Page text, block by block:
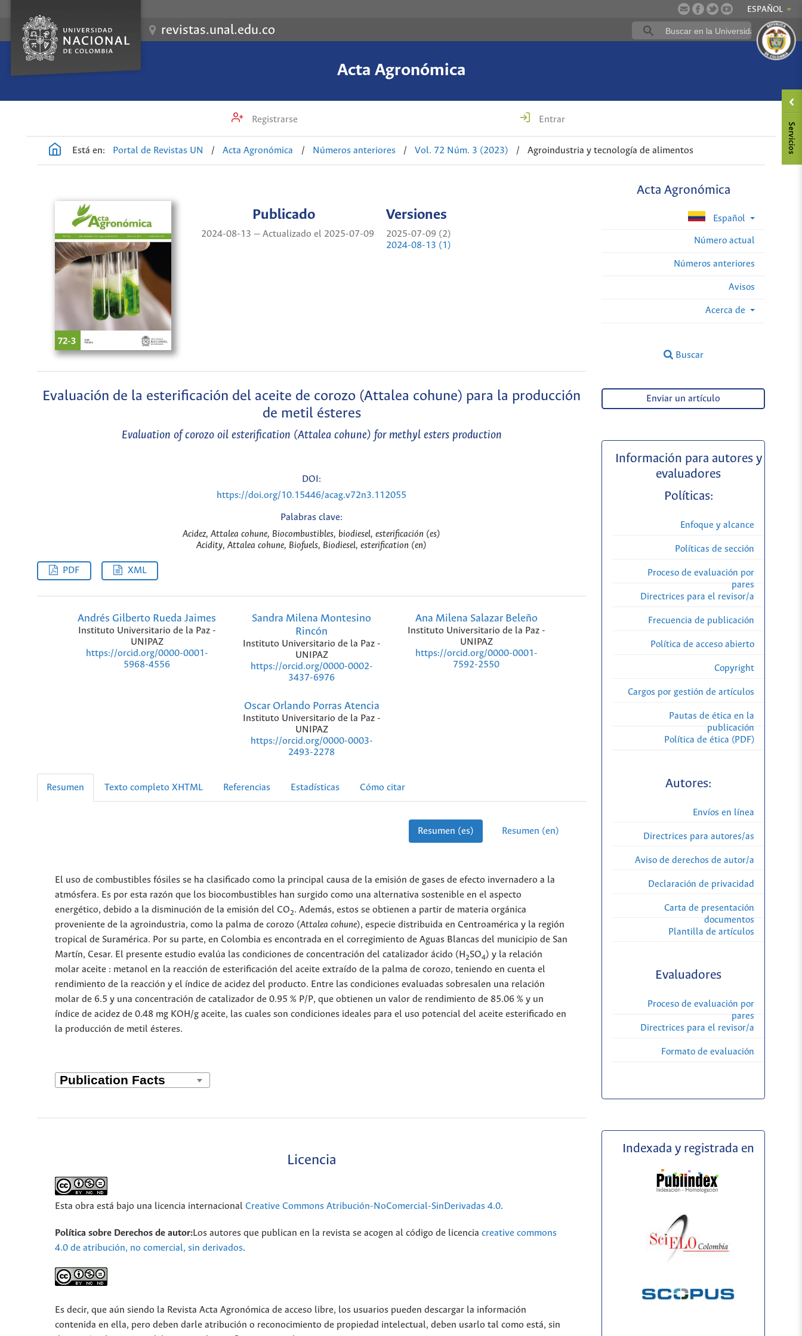
ESPAÑOL
revistas.unal.edu.co
Acta Agronómica
Registrarse Entrar
Está en: Portal de Revistas UN / Acta Agronómica / Números anteriores / Vol. 72 Núm. 3 (2023) / Agroindustria y tecnología de alimentos
Acta Agronómica
Español
Número actual
Números anteriores
Avisos
Acerca de
Buscar
Publicado
2024-08-13 — Actualizado el 2025-07-09
Versiones
2025-07-09 (2)
2024-08-13 (1)
Evaluación de la esterificación del aceite de corozo (Attalea cohune) para la producción
de metil ésteres
Evaluation of corozo oil esterification (Attalea cohune) for methyl esters production
DOI:
https://doi.org/10.15446/acag.v72n3.112055
Palabras clave:
Acidez, Attalea cohune, Biocombustibles, biodiesel, esterificación (es)
Acidity, Attalea cohune, Biofuels, Biodiesel, esterification (en)
PDF XML
Andrés Gilberto Rueda Jaimes
Instituto Universitario de la Paz -
UNIPAZ
https://orcid.org/0000-0001-
5968-4556
Sandra Milena Montesino
Rincón
Instituto Universitario de la Paz -
UNIPAZ
https://orcid.org/0000-0002-
3437-6976
Ana Milena Salazar Beleño
Instituto Universitario de la Paz -
UNIPAZ
https://orcid.org/0000-0001-
7592-2550
Oscar Orlando Porras Atencia
Instituto Universitario de la Paz -
UNIPAZ
https://orcid.org/0000-0003-
2493-2278
Resumen Texto completo XHTML Referencias Estadísticas Cómo citar
Resumen (es) Resumen (en)
El uso de combustibles fósiles se ha clasificado como la principal causa de la emisión de gases de efecto invernadero a la
atmósfera. Es por esta razón que los biocombustibles han surgido como una alternativa sostenible en el aspecto
energético, debido a la disminución de la emisión del CO2. Además, estos se obtienen a partir de materia orgánica
proveniente de la agroindustria, como la palma de corozo (Attalea cohune), especie distribuida en Centroamérica y la región
tropical de Suramérica. Por su parte, en Colombia es encontrada en el corregimiento de Aguas Blancas del municipio de San
Martín, Cesar. El presente estudio evalúa las condiciones de concentración del catalizador ácido (H 2SO4) y la relación
molar aceite : metanol en la reacción de esterificación del aceite extraído de la palma de corozo, teniendo en cuenta el
rendimiento de la reacción y el índice de acidez del producto. Entre las condiciones evaluadas sobresalen una relación
molar de 6.5 y una concentración de catalizador de 0.95 % P/P, que obtienen un valor de rendimiento de 85.06 % y un
índice de acidez de 0.48 mg KOH/g aceite, las cuales son condiciones ideales para el uso potencial del aceite esterificado en
la producción de metil ésteres.
Licencia
Esta obra está bajo una licencia internacional Creative Commons Atribución-NoComercial-SinDerivadas 4.0.
Política sobre Derechos de autor:Los autores que publican en la revista se acogen al código de licencia creative commons
4.0 de atribución, no comercial, sin derivados.
Es decir, que aún siendo la Revista Acta Agronómica de acceso libre, los usuarios pueden descargar la información
contenida en ella, pero deben darle atribución o reconocimiento de propiedad intelectual, deben usarlo tal como está, sin
Enviar un artículo
Información para autores y
evaluadores
Políticas:
Enfoque y alcance
Políticas de sección
Proceso de evaluación por
pares
Directrices para el revisor/a
Frecuencia de publicación
Política de acceso abierto
Copyright
Cargos por gestión de artículos
Pautas de ética en la
publicación
Política de ética (PDF)
Autores:
Envíos en línea
Directrices para autores/as
Aviso de derechos de autor/a
Declaración de privacidad
Carta de presentación
documentos
Plantilla de artículos
Evaluadores
Proceso de evaluación por
pares
Directrices para el revisor/a
Formato de evaluación
Indexada y registrada en